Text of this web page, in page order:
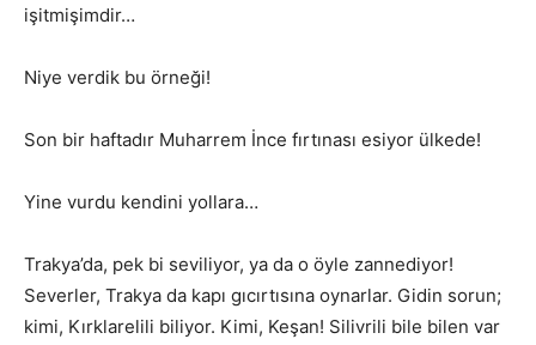
işitmişimdir…
Niye verdik bu örneği!
Son bir haftadır Muharrem İnce fırtınası esiyor ülkede!
Yine vurdu kendini yollara…
Trakya’da, pek bi seviliyor, ya da o öyle zannediyor!
Severler, Trakya da kapı gıcırtısına oynarlar. Gidin sorun;
kimi, Kırklarelili biliyor. Kimi, Keşan! Silivrili bile bilen var